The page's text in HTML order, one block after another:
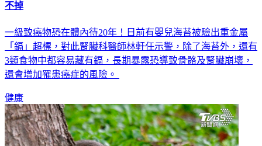
不掉
一級致癌物恐在體內待20年！日前有嬰兒海苔被驗出重金屬
「鎘」超標，對此腎臟科醫師林軒任示警，除了海苔外，還有
3類食物中都容易藏有鎘，長期暴露恐導致骨骼及腎臟崩壞，
還會增加罹患癌症的風險。
健康